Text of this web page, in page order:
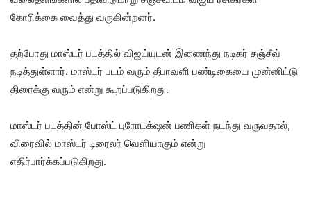
கோரிக்கை வைத்து வருகின்றனர்.
தற்போது மாஸ்டர் படத்தில் விஜய்யுடன் இணைந்து நடிகர் சஞ்சீவ்
நடித்துள்ளார். மாஸ்டர் படம் வரும் தீபாவளி பண்டிகையை முன்னிட்டு
திரைக்கு வரும் என்று கூறப்படுகிறது.
மாஸ்டர் படத்தின் போஸ்ட் புரோடக்‌ஷன் பணிகள் நடந்து வருவதால்,
விரைவில் மாஸ்டர் டிரைலர் வெளியாகும் என்று
எதிர்பார்க்கப்படுகிறது.